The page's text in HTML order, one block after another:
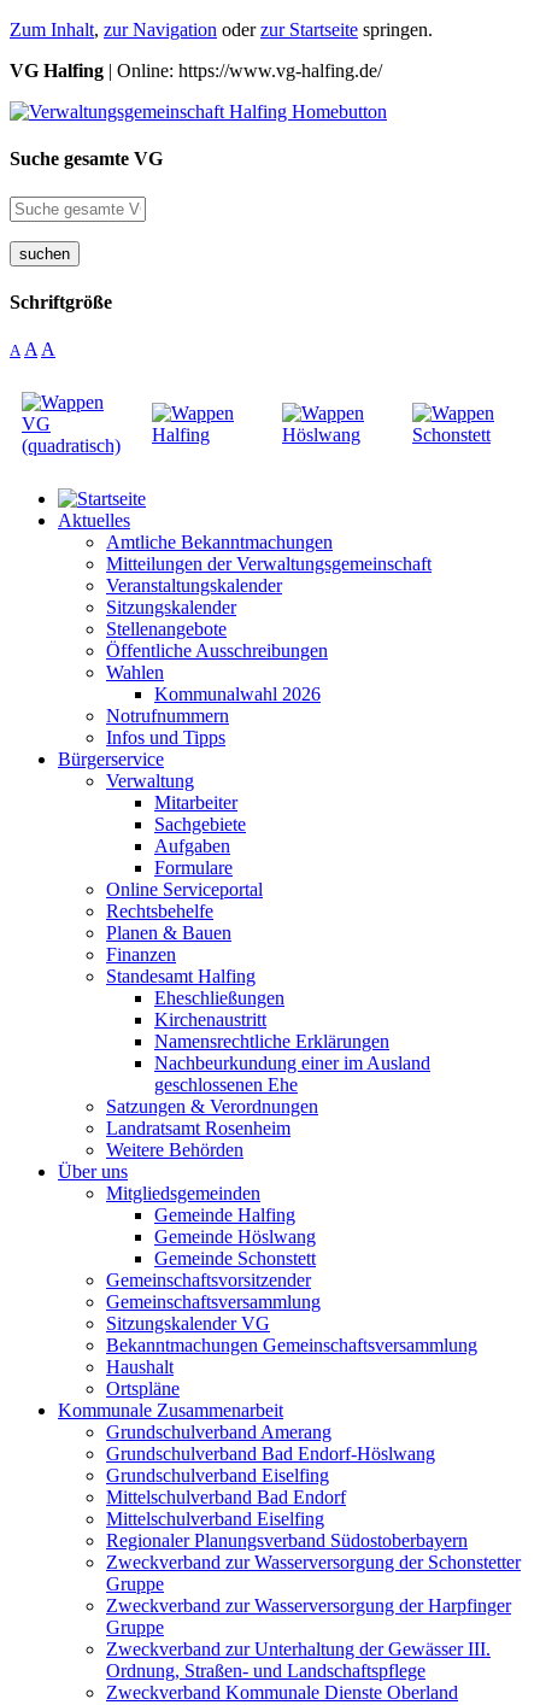
Zum Inhalt, zur Navigation oderzur Startseite springen.
VG Halfing | Online: https://www.vg-halfing.de/
Suche gesamte VG
suchen
Schriftgröße
A A A
Aktuelles
Amtliche Bekanntmachungen
Mitteilungen der Verwaltungsgemeinschaft
Veranstaltungskalender
Sitzungskalender
Stellenangebote
Öffentliche Ausschreibungen
Wahlen
Kommunalwahl 2026
Notrufnummern
Infos und Tipps
Bürgerservice
Verwaltung
Mitarbeiter
Sachgebiete
Aufgaben
Formulare
Online Serviceportal
Rechtsbehelfe
Planen & Bauen
Finanzen
Standesamt Halfing
Eheschließungen
Kirchenaustritt
Namensrechtliche Erklärungen
Nachbeurkundung einer im Ausland
geschlossenen Ehe
Satzungen & Verordnungen
Landratsamt Rosenheim
Weitere Behörden
Über uns
Mitgliedsgemeinden
Gemeinde Halfing
Gemeinde Höslwang
Gemeinde Schonstett
Gemeinschaftsvorsitzender
Gemeinschaftsversammlung
Sitzungskalender VG
Bekanntmachungen Gemeinschaftsversammlung
Haushalt
Ortspläne
Kommunale Zusammenarbeit
Grundschulverband Amerang
Grundschulverband Bad Endorf-Höslwang
Grundschulverband Eiselfing
Mittelschulverband Bad Endorf
Mittelschulverband Eiselfing
Regionaler Planungsverband Südostoberbayern
Zweckverband zur Wasserversorgung der Schonstetter
Gruppe
Zweckverband zur Wasserversorgung der Harpfinger
Gruppe
Zweckverband zur Unterhaltung der Gewässer III.
Ordnung, Straßen- und Landschaftspflege
Zweckverband Kommunale Dienste Oberland